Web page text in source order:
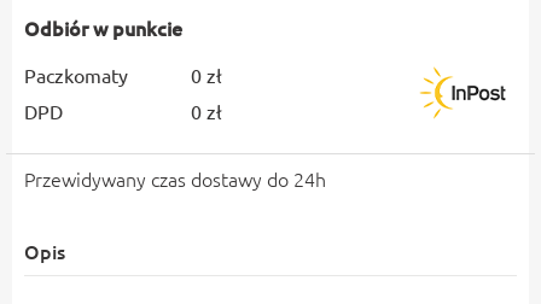
Odbiór w punkcie
Paczkomaty
0 zł
DPD
0 zł
Przewidywany czas dostawy do 24h
Opis